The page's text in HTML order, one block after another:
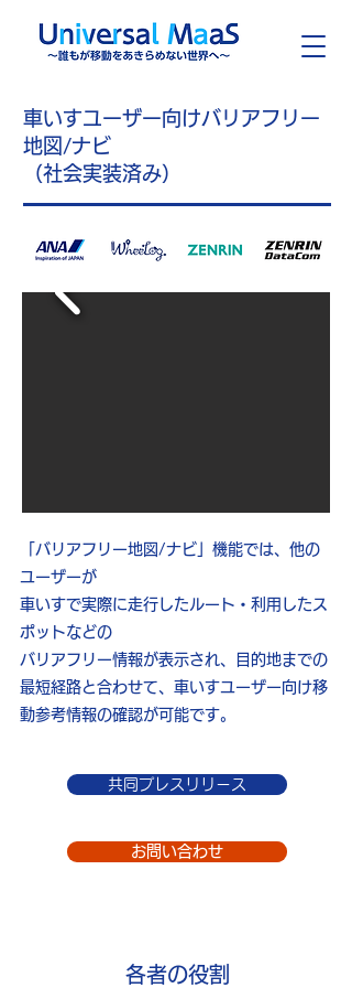
車いすユーザー向けバリアフリー
地図/ナビ
（社会実装済み）
「バリアフリー地図/ナビ」機能では、他の
ユーザーが
車いすで実際に走行したルート・利用したス
ポットなどの
バリアフリー情報が表示され、目的地までの
最短経路と合わせて、車いすユーザー向け移
動参考情報の確認が可能です。
共同プレスリリース
お問い合わせ
​各者の役割